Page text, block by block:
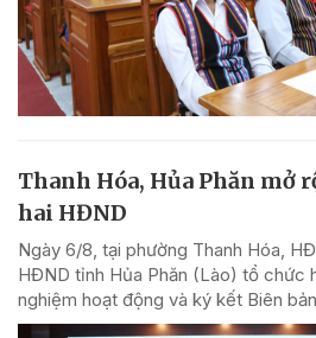
Thanh Hóa, Hủa Phăn mở
hai HĐND
Ngày 6/8, tại phường Thanh Hóa,
HĐND tỉnh Hủa Phăn (Lào) tổ chức
nghiệm hoạt động và ký kết Biên